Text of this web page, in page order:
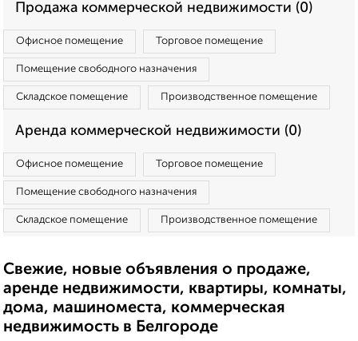
Продажа коммерческой недвижимости (0)
Офисное помещение Торговое помещение
Помещение свободного назначения
Складское помещение Производственное помещение
Аренда коммерческой недвижимости (0)
Офисное помещение Торговое помещение
Помещение свободного назначения
Складское помещение Производственное помещение
Свежие, новые объявления о продаже,
аренде недвижимости, квартиры, комнаты,
дома, машиноместа, коммерческая
недвижимость в Белгороде